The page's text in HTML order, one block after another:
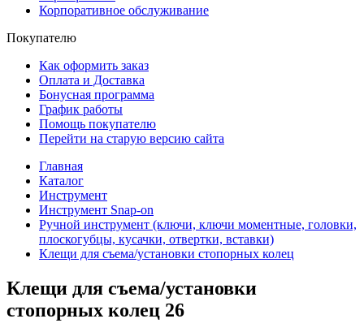
Корпоративное обслуживание
Покупателю
Как оформить заказ
Оплата и Доставка
Бонусная программа
График работы
Помощь покупателю
Перейти на старую версию сайта
Главная
Каталог
Инструмент
Инструмент Snap-on
Ручной инструмент (ключи, ключи моментные, головки,
плоскогубцы, кусачки, отвертки, вставки)
Клещи для съема/установки стопорных колец
Клещи для съема/установки
стопорных колец 26